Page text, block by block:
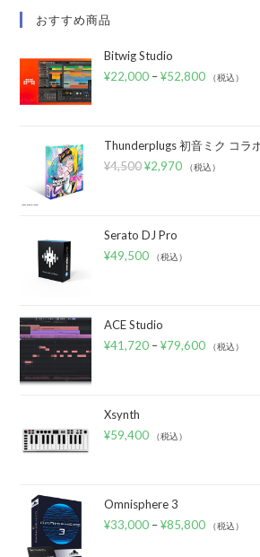
おすすめ商品
Bitwig Studio
¥22,000 –¥52,800 （税込）
Thunderplugs 初音ミク コラ
¥4,500 ¥2,970 （税込）
Serato DJ Pro
¥49,500 （税込）
ACE Studio
¥41,720 –¥79,600 （税込）
Xsynth
¥59,400 （税込）
Omnisphere 3
¥33,000 –¥85,800 （税込）